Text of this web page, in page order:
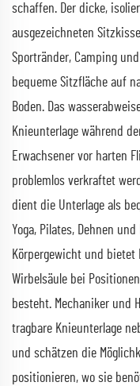
schaffen. Der dicke,
ausgezeichneten
Sportränder, Camping
bequeme Sitzfläche auf
Boden. Das
Knieunterlage während
Erwachsener vor harten
problemlos verkraftet
dient die Unterlage als
Yoga, Pilates, Dehnen
Körpergewicht und bietet
Wirbelsäule bei
besteht. Mechaniker und
tragbare Knieunterlage
und schätzen die
positionieren, wo sie